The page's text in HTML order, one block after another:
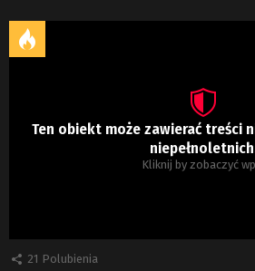
Ten obiekt może zawierać treści
Kliknij by zobaczyć
21 Polubienia